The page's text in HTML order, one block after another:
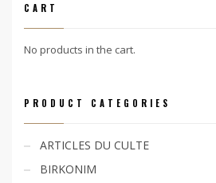
CART
No products in the cart.
PRODUCT CATEGORIES
ARTICLES DU CULTE
BIRKONIM